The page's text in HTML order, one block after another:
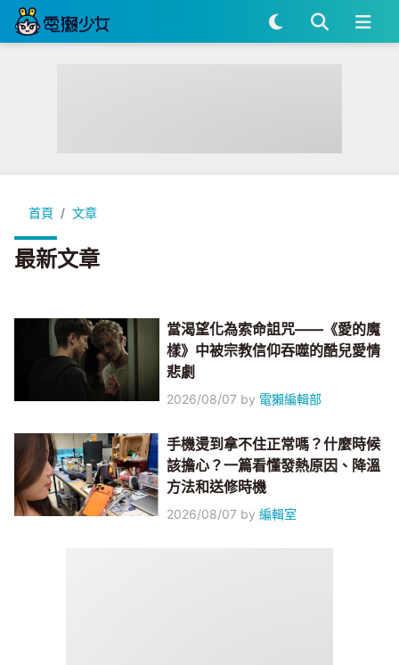
首頁 文章
最新文章
當渴望化為索命詛咒——《愛的魔
樣》中被宗教信仰吞噬的酷兒愛情
悲劇
2026/08/07 by 電獺編輯部
手機燙到拿不住正常嗎？什麼時候
該擔心？一篇看懂發熱原因、降溫
方法和送修時機
2026/08/07 by編輯室